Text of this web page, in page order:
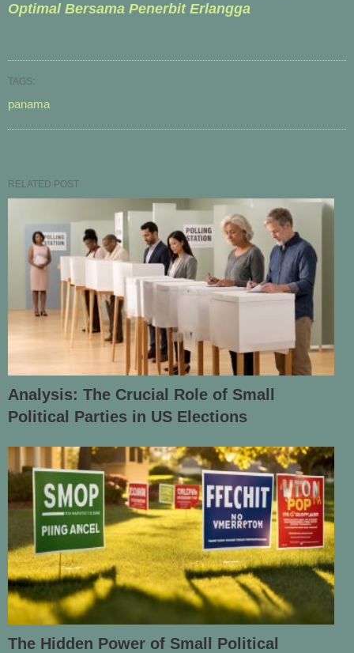
Optimal Bersama Penerbit Erlangga
TAGS:
panama
RELATED POST
Analysis: The Crucial Role of Small
Political Parties in US Elections
The Hidden Power of Small Political